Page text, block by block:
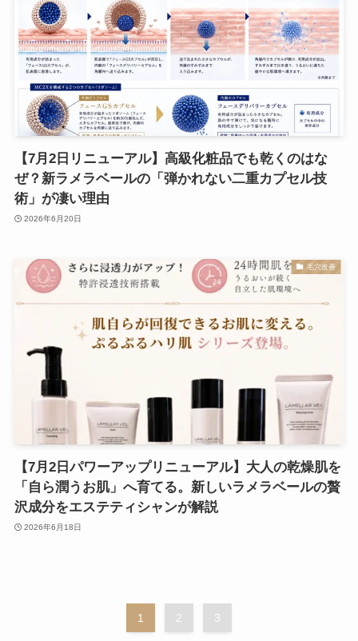
【7月2日リニューアル】高級化粧品でも乾くのはな
ぜ？新ラメラベールの「弾かれない二重カプセル技
術」が凄い理由
2026年6月20日
毛穴改善
【7月2日パワーアップリニューアル】大人の乾燥肌を
「自ら潤うお肌」へ育てる。新しいラメラベールの贅
沢成分をエステティシャンが解説
2026年6月18日
1 2 3